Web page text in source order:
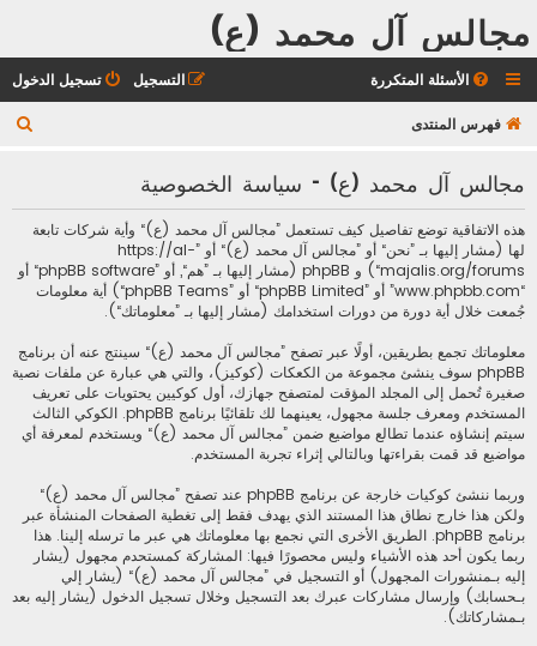
مجالس آل محمد (ع)
الأسئلة المتكررة تسجيل الدخول التسجيل
فهرس المنتدى
مجالس آل محمد (ع) - سياسة الخصوصية
هذه الاتفاقية توضع تفاصيل كيف تستعمل ”مجالس آل محمد (ع)“ وأية شركات تابعة
لها (مشار إليها بـ ”نحن“ أو ”مجالس آل محمد (ع)“ أو ”https://al-
majalis.org/forums“) و phpBB (مشار إليها بـ ”هم“, أو ”phpBB software“ أو
“www.phpbb.com” أو ”phpBB Limited“ أو ”phpBB Teams“) أية معلومات
جُمعت خلال أية دورة من دورات استخدامك (مشار إليها بـ ”معلوماتك“).
معلوماتك تجمع بطريقين، أولًا عبر تصفح ”مجالس آل محمد (ع)“ سينتج عنه أن برنامج
phpBB سوف ينشئ مجموعة من الكعكات (كوكيز)، والتي هي عبارة عن ملفات نصية
صغيرة تُحمل إلى المجلد المؤقت لمتصفح جهازك، أول كوكيين يحتويات على تعريف
المستخدم ومعرف جلسة مجهول، يعينهما لك تلقائيًا برنامج phpBB. الكوكي الثالث
سيتم إنشاؤه عندما تطالع مواضيع ضمن ”مجالس آل محمد (ع)“ ويستخدم لمعرفة أي
مواضيع قد قمت بقراءتها وبالتالي إثراء تجربة المستخدم.
وربما ننشئ كوكيات خارجة عن برنامج phpBB عند تصفح ”مجالس آل محمد (ع)“
ولكن هذا خارج نطاق هذا المستند الذي يهدف فقط إلى تغطية الصفحات المنشأة عبر
برنامج phpBB. الطريق الأخرى التي نجمع بها معلوماتك هي عبر ما ترسله إلينا. هذا
ربما يكون أحد هذه الأشياء وليس محصورًا فيها: المشاركة كمستحدم مجهول (يشار
إليه بـمنشورات المجهول) أو التسجيل في ”مجالس آل محمد (ع)“ (يشار إلي
بـحسابك) وإرسال مشاركات عبرك بعد التسجيل وخلال تسجيل الدخول (يشار إليه بعد
بـمشاركاتك).